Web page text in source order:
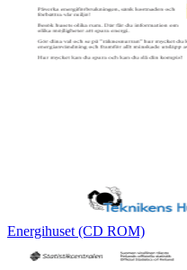
Energihuset (CD ROM)